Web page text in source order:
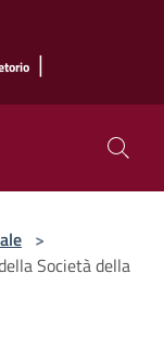
|
>
Società della